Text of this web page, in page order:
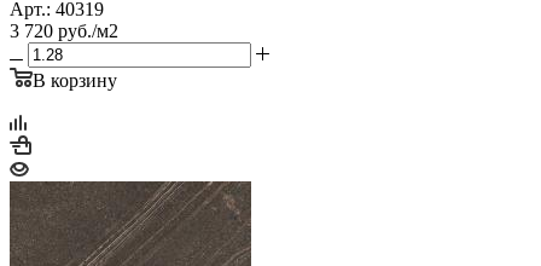
Арт.: 40319
3 720 руб./м2
В корзину